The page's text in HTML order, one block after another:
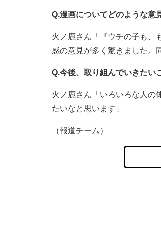
Q.漫画についてどのような意
火ノ鹿さん「『ウチの子も、
感の意見が多く驚きました。
Q.今後、取り組んでいきたい
火ノ鹿さん「いろいろな人の
たいなと思います」
（報道チーム）